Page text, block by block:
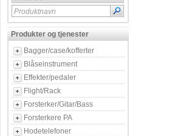
Produktnavn
Produkter og tjenester
Bagger/case/kofferter
Blåseinstrument
Effekter/pedaler
Flight/Rack
Forsterker/Gitar/Bass
Forsterkere PA
Hodetelefoner